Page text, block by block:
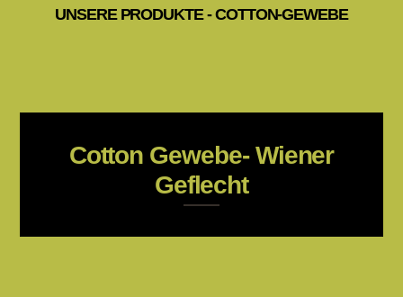
UNSERE PRODUKTE - COTTON-GEWEBE
Cotton Gewebe- Wiener
Geflecht